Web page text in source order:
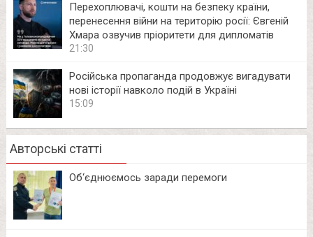
Перехоплювачі, кошти на безпеку країни,
перенесення війни на територію росії: Євгеній
Хмара озвучив пріоритети для дипломатів
21:30
Російська пропаганда продовжує вигадувати
нові історії навколо подій в Україні
15:09
Авторські статті
Об‘єднюємось заради перемоги